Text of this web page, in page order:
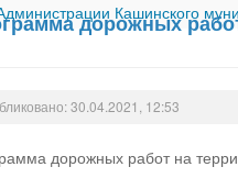
Кашинского
дорожных
30.04.2021, 12:53
дорожных работ на